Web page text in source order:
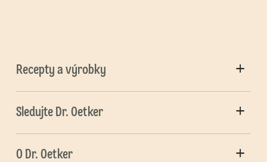
Recepty a výrobky
Sledujte Dr. Oetker
O Dr. Oetker